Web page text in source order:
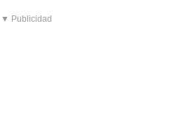
▼ Publicidad